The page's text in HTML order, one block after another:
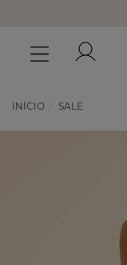
INÍCIO SALE